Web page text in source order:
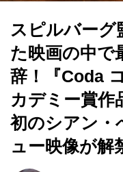
スピルバーグ
た映画の中で
辞！『Coda
カデミー賞作
初のシアン・
ュー映像が解